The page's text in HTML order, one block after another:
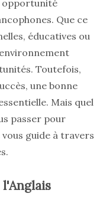
opportunité
Que ce
éducatives ou
Toutefois,
une bonne
Mais quel
passer pour
guide à travers